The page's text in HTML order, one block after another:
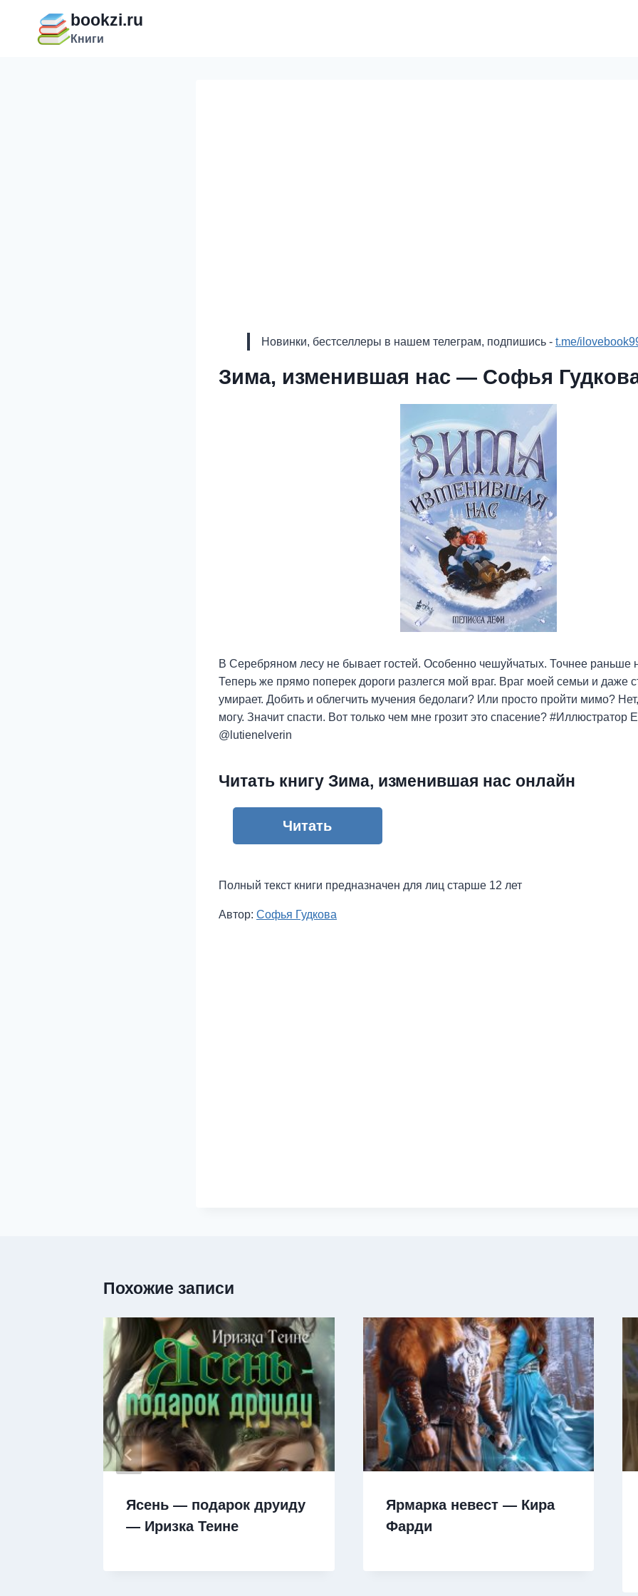
содержимому
bookzi.ru
Книги
Новинки, бестселлеры в нашем телеграм, подпишись - t.me/
Зима, изменившая нас — Софья
В Серебряном лесу не бывает гостей. Особенно чешуйчатых. Точнее раньше
Теперь же прямо поперек дороги разлегся мой враг. Враг моей семьи и даже
умирает. Добить и облегчить мучения бедолаги? Или просто пройти мимо?
могу. Значит спасти. Вот только чем мне грозит это спасение? #Иллюстратор
@lutienelverin
Читать книгу Зима, изменившая нас онлайн
Читать
Полный текст книги предназначен для лиц старше 12 лет
Метки
Автор: Софья Гудкова
Похожие записи
Ясень — подарок друиду
— Иризка Теине
Ярмарка невест — Кира
Фарди